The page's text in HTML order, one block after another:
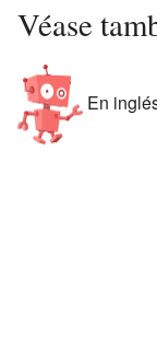
Véase
En